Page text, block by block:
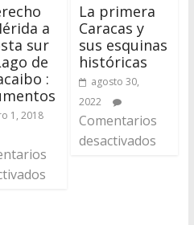
a
sur
de
:
1, 2018
La primera
Caracas y
sus esquinas
históricas
agosto 30,
2022
Comentarios
desactivados